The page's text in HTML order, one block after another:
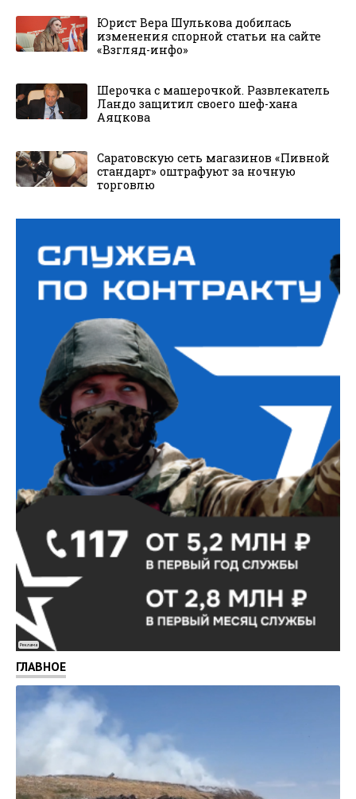
Юрист Вера Шулькова добилась
изменения спорной статьи на сайте
«Взгляд-инфо»
Шерочка с машерочкой. Развлекатель
Ландо защитил своего шеф-хана
Аяцкова
Саратовскую сеть магазинов «Пивной
стандарт» оштрафуют за ночную
торговлю
Реклама
ГЛАВНОЕ